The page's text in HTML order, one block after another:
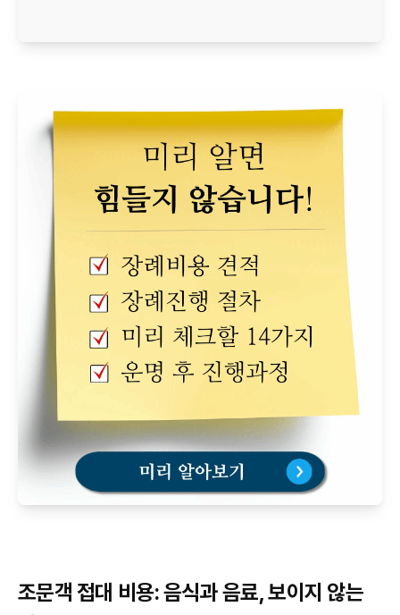
조문객 접대 비용: 음식과 음료, 보이지 않는